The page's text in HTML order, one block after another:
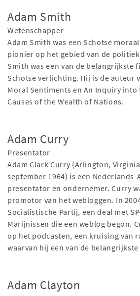
Adam Smith
Wetenschapper
Adam Smith was een Schotse
pionier op het gebied van de
Smith was een van de belangrijkste
Schotse verlichting. Hij is de auteur
Moral Sentiments en An Inquiry into
Causes of the Wealth of Nations.
Adam Curry
Presentator
Adam Clark Curry (Arlington,
september 1964) is een Nederlands-
presentator en ondernemer. Curry
promotor van het webloggen. In
Socialistische Partij, een deal met
Marijnissen die een weblog begon.
op het podcasten, een kruising van
waarvan hij een van de
Adam Clayton